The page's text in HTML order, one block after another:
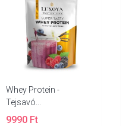
Whey Protein -
Tejsavó...
9990 Ft